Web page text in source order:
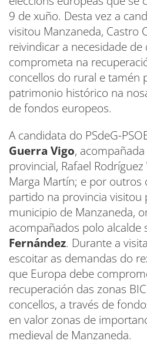
9 de xuño. Desta vez a
visitou Manzaneda, Castro
reivindicar a necesidade
comprometa na
concellos do rural e tamén
patrimonio histórico na
de fondos europeos.
A candidata do PSdeG-
Guerra Vigo,
provincial, Rafael
Marga Martín; e por outros
partido na provincia visitou
municipio de Manzaneda,
acompañados polo alcalde
Fernández. Durante a
escoitar as demandas do
que Europa debe
recuperación das zonas
concellos, a través de
en valor zonas de
medieval de Manzaneda.